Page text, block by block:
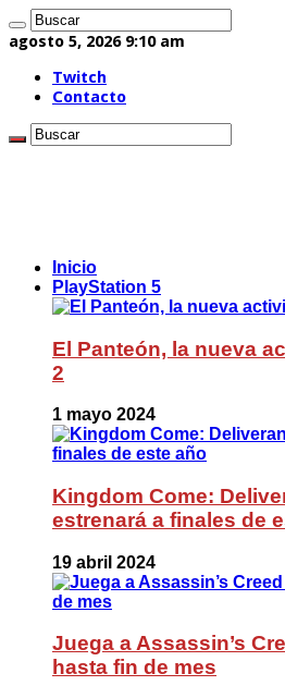
agosto 5, 2026 9:10 am
Twitch
Contacto
Inicio
PlayStation 5
El Panteón, la nueva
2
1 mayo 2024
Kingdom Come:
estrenará a finales de
19 abril 2024
Juega a Assassin’s
hasta fin de mes